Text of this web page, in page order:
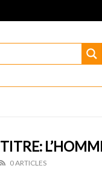
TITRE:
0 ARTICLES